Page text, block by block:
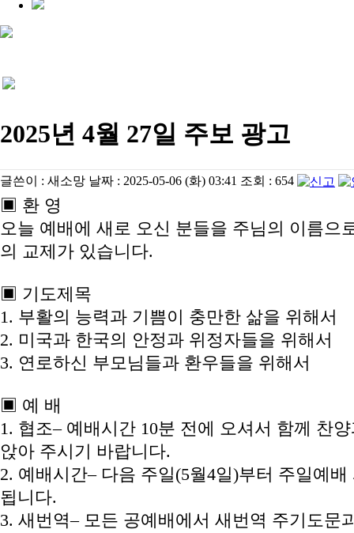
2025년 4월 27일 주보 광고
글쓴이 : 새소망 날짜 : 2025-05-06 (화) 03:41 조회 : 654
▣ 환 영
오늘 예배에 새로 오신 분들을 주님의 이름으
의 교제가 있습니다.
▣ 기도제목
1. 부활의 능력과 기쁨이 충만한 삶을 위해서
2. 미국과 한국의 안정과 위정자들을 위해서
3. 연로하신 부모님들과 환우들을 위해서
▣ 예 배
1. 협조– 예배시간 10분 전에 오셔서 함께 찬
앉아 주시기 바랍니다.
2. 예배시간– 다음 주일(5월4일)부터 주일예
됩니다.
3. 새번역– 모든 공예배에서 새번역 주기도문